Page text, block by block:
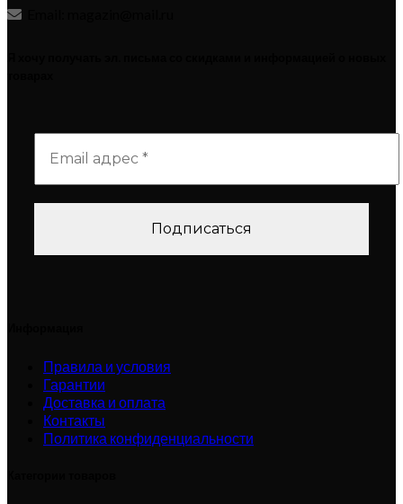
Правила и условия
Гарантии
Доставка и оплата
Контакты
Политика конфиденциальности